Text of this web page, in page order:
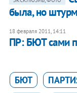
была, но
18 февраля 2011, 14:11
ПР: БЮТ сами
БЮТ